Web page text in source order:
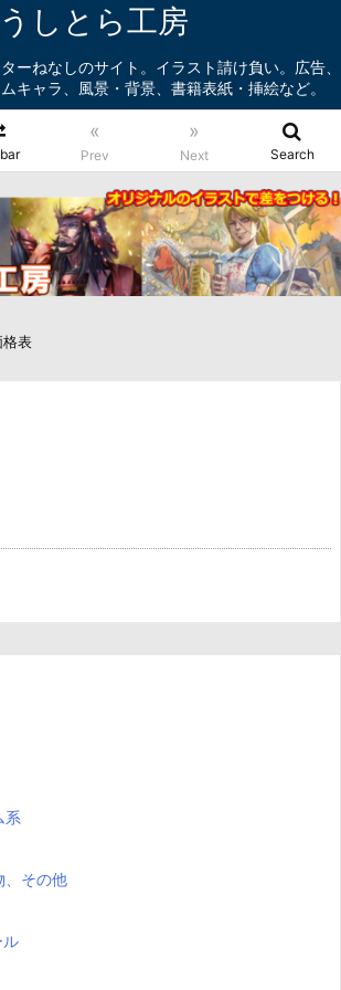
うしとら工房
ーねなしのサイト。イラスト請け負い。広告、
キャラ、風景・背景、書籍表紙・挿絵など。
«
Prev
»
Next Search
格表
系
、その他
ル